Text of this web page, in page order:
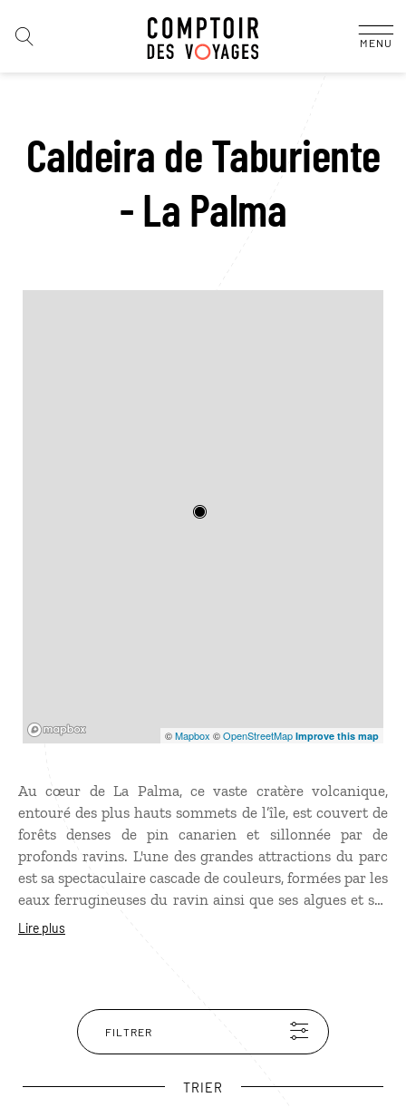
MENU
Caldeira de Taburiente
- La Palma
©Mapbox ©OpenStreetMap Improve this map
Au cœur de La Palma, ce vaste cratère volcanique,
entouré des plus hauts sommets de l’île, est couvert de
forêts denses de pin canarien et sillonnée par de
profonds ravins. L'une des grandes attractions du parc
est sa spectaculaire cascade de couleurs, formées par les
eaux ferrugineuses du ravin ainsi que ses algues et ses
mousses. Plusieurs sentiers adaptés à tous les niveaux
d’altitude offre une vue superbe sur la caldeira, très
souvent envahie par les nuages.
Lire plus
FILTRER
TRIER